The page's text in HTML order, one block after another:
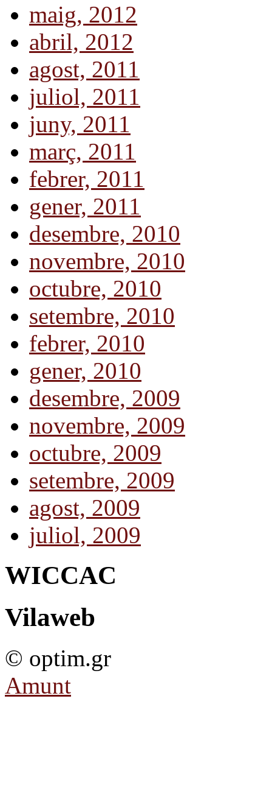
maig, 2012
abril, 2012
agost, 2011
juliol, 2011
juny, 2011
març, 2011
febrer, 2011
gener, 2011
desembre, 2010
novembre, 2010
octubre, 2010
setembre, 2010
febrer, 2010
gener, 2010
desembre, 2009
novembre, 2009
octubre, 2009
setembre, 2009
agost, 2009
juliol, 2009
WICCAC
Vilaweb
© optim.gr
Amunt